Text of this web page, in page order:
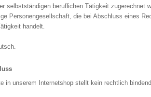
selbstständigen beruflichen Tätigkeit zugerechnet
Personengesellschaft, die bei Abschluss eines
handelt.
in unserem Internetshop stellt kein rechtlich